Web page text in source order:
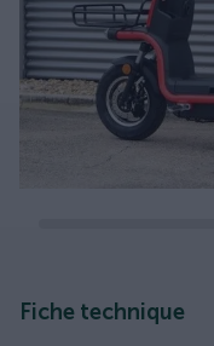
Fiche technique